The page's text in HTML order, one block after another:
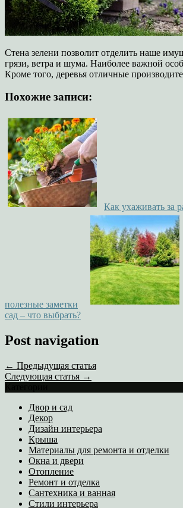
Стена зелени позволит отделить наше
грязи, ветра и шума. Наиболее важной
Кроме того, деревья отличные
Похожие записи:
Как ухаживать за
полезные заметки
сад – что выбрать?
Post navigation
← Предыдущая статья
Следующая статья →
Двор и сад
Декор
Дизайн интерьера
Крыша
Материалы для ремонта и отделки
Окна и двери
Отопление
Ремонт и отделка
Сантехника и ванная
Стили интерьера